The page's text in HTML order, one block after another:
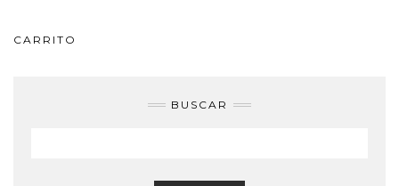
CARRITO
BUSCAR